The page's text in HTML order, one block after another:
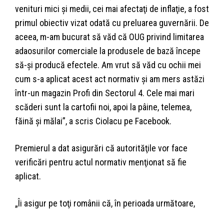
venituri mici şi medii, cei mai afectaţi de inflaţie, a fost
primul obiectiv vizat odată cu preluarea guvernării. De
aceea, m-am bucurat să văd că OUG privind limitarea
adaosurilor comerciale la produsele de bază începe
să-şi producă efectele. Am vrut să văd cu ochii mei
cum s-a aplicat acest act normativ şi am mers astăzi
într-un magazin Profi din Sectorul 4. Cele mai mari
scăderi sunt la cartofii noi, apoi la pâine, telemea,
făină şi mălai”, a scris Ciolacu pe Facebook.
Premierul a dat asigurări că autorităţile vor face
verificări pentru actul normativ menţionat să fie
aplicat.
„Îi asigur pe toţi românii că, în perioada următoare,